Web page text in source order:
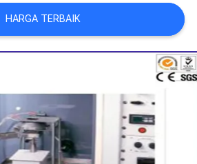
HARGA TERBAIK